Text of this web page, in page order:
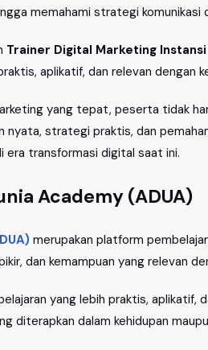
memahami strategi komunikasi
Trainer Digital Marketing Instansi
aplikatif, dan relevan dengan
yang tepat, peserta tidak
nyata, strategi praktis, dan
era transformasi digital saat ini.
Academy (ADUA)
merupakan platform
dan kemampuan yang relevan
yang lebih praktis,
diterapkan dalam kehidupan